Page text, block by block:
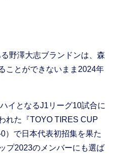
野澤大志ブランドンは、森
ことができないまま2024年
イとなるJ1リーグ10試合に
れた『TOYO TIRES CUP
）で日本代表初招集を果た
プ2023のメンバーにも選ば